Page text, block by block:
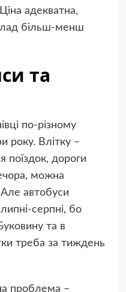
адекватна,
більш-менш
та
по-різному
року. Влітку –
поїздок, дороги
можна
автобуси
серпні, бо
та в
треба за тиждень
проблема –